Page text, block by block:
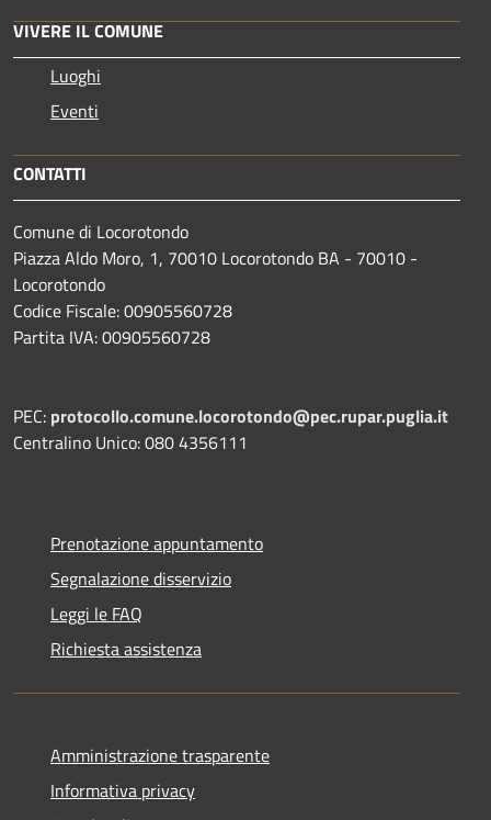
VIVERE IL COMUNE
Luoghi
Eventi
CONTATTI
Comune di Locorotondo
Piazza Aldo Moro, 1, 70010 Locorotondo BA - 70010 -
Locorotondo
Codice Fiscale: 00905560728
Partita IVA: 00905560728
PEC: protocollo.comune.locorotondo@pec.rupar.puglia.it
Centralino Unico: 080 4356111
Prenotazione appuntamento
Segnalazione disservizio
Leggi le FAQ
Richiesta assistenza
Amministrazione trasparente
Informativa privacy